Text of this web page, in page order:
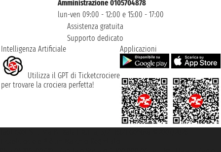
Amministrazione 0105704878
lun-ven 09:00 - 12:00 e 15:00 - 17:00
Assistenza gratuita
Supporto dedicato
Intelligenza Artificiale
Utilizza il GPT di Ticketcrociere
per trovare la crociera perfetta!
Applicazioni